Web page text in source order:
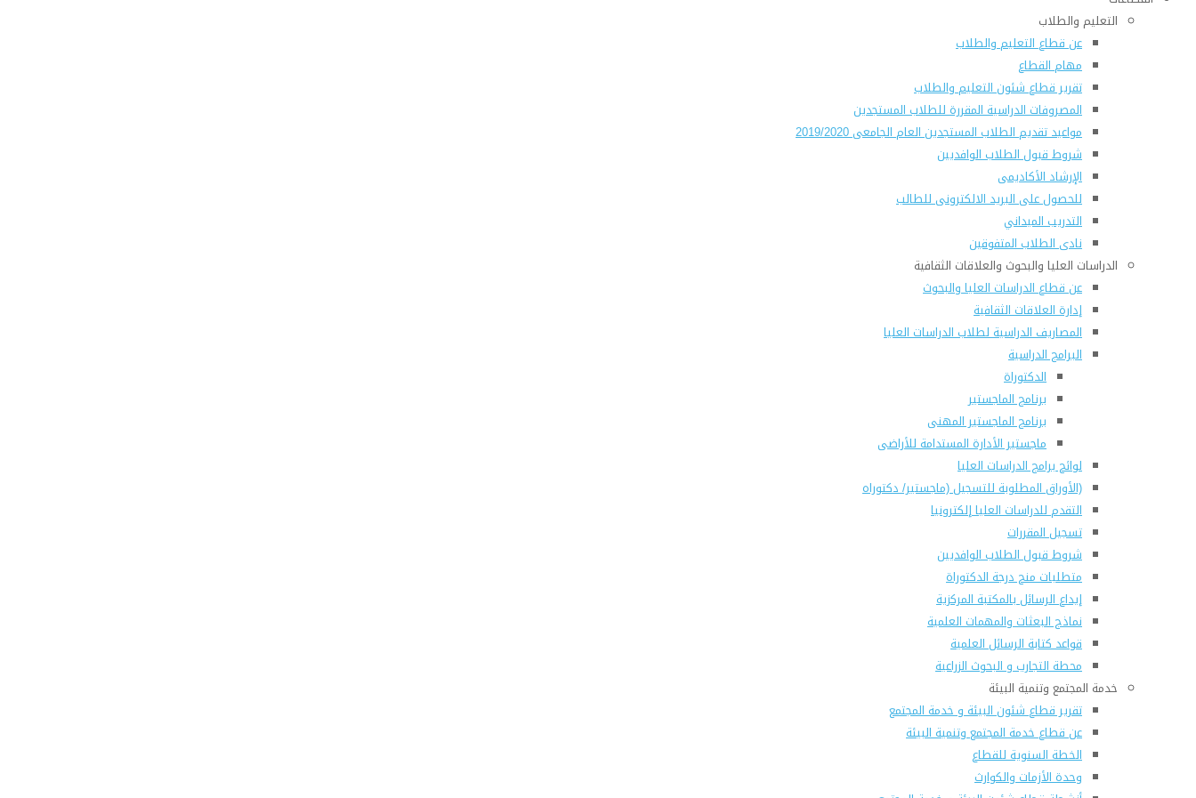
التعليم والطلاب
عن قطاع التعليم والطلاب
مهام القطاع
تقرير قطاع شئون التعليم والطلاب
المصروفات الدراسية المقررة للطلاب المستجدين
مواعيد تقديم الطلاب المستجدين العام الجامعى 2019/2020
شروط قبول الطلاب الوافديين
الإرشاد الأكاديمى
للحصول على البريد الالكترونى للطالب
التدريب الميداني
نادى الطلاب المتفوقين
الدراسات العليا والبحوث والعلاقات الثقافية
عن قطاع الدراسات العليا والبحوث
إدارة العلاقات الثقافية
المصاريف الدراسية لطلاب الدراسات العليا
البرامج الدراسية
الدكتوراة
برنامج الماجستير
برنامج الماجستير المهنى
ماجستير الأدارة المستدامة للأراضى
لوائح برامج الدراسات العليا
(الأوراق المطلوبة للتسجيل (ماجستير/ دكتوراه
التقدم للدراسات العليا إلكترونيا
تسجيل المقررات
شروط قبول الطلاب الوافديين
متطلبات منح درجة الدكتوراة
إيداع الرسائل بالمكتبة المركزية
نماذج البعثات والمهمات العلمية
قواعد كتابة الرسائل العلمية
محطة التجارب و البحوث الزراعية
خدمة المجتمع وتنمية البيئة
تقرير قطاع شئون البيئة و خدمة المجتمع
عن قطاع خدمة المجتمع وتنمية البيئة
الخطة السنوية للقطاع
وحدة الأزمات والكوارث